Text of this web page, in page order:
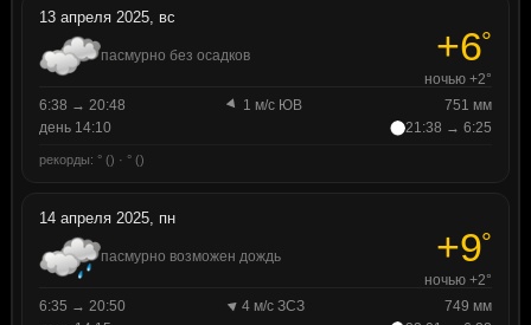
13 апреля 2025, вс
пасмурно без осадков +6°
ночью +2°
6:38 → 20:48
1 м/с ЮВ
751 мм
день 14:10
21:38 → 6:25
рекорды: ° () · ° ()
14 апреля 2025, пн
пасмурно возможен дождь +9°
ночью +2°
6:35 → 20:50
4 м/с ЗСЗ
749 мм